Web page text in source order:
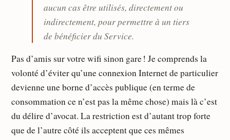
aucun cas être utilisés, directement ou
indirectement, pour permettre à un tiers
de bénéﬁcier du Service.
Pas d’amis sur votre wifi sinon gare ! Je comprends la
volonté d’éviter qu’une connexion Internet de particulier
devienne une borne d’accès publique (en terme de
consommation ce n’est pas la même chose) mais là c’est
du délire d’avocat. La restriction est d’autant trop forte
que de l’autre côté ils acceptent que ces mêmes